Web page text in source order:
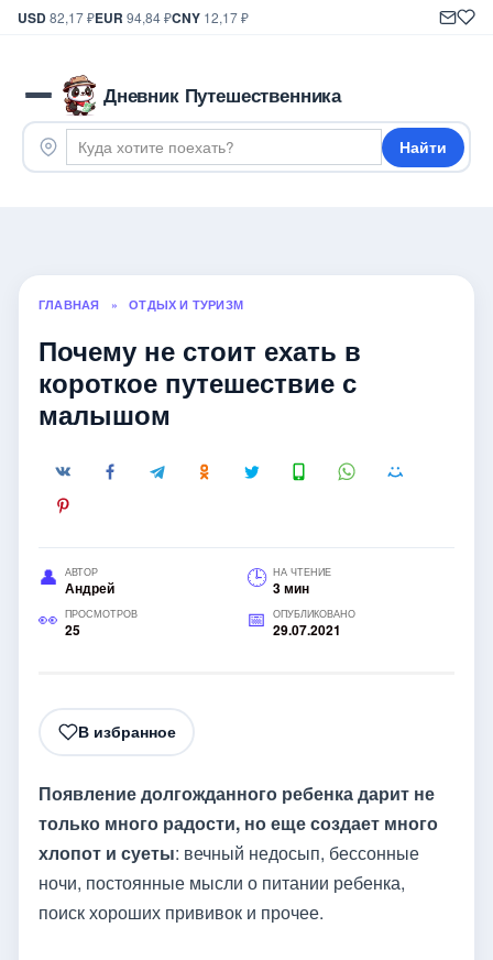
USD82,17 ₽EUR 94,84 ₽CNY 12,17 ₽
Дневник Путешественника
Найти
ГЛАВНАЯ » ОТДЫХ И ТУРИЗМ
Почему не стоит ехать в
короткое путешествие с
малышом
АВТОР
Андрей
НА ЧТЕНИЕ
3 мин
ПРОСМОТРОВ
25
ОПУБЛИКОВАНО
29.07.2021
В избранное
Появление долгожданного ребенка дарит не
только много радости, но еще создает много
хлопот и суеты: вечный недосып, бессонные
ночи, постоянные мысли о питании ребенка,
поиск хороших прививок и прочее.